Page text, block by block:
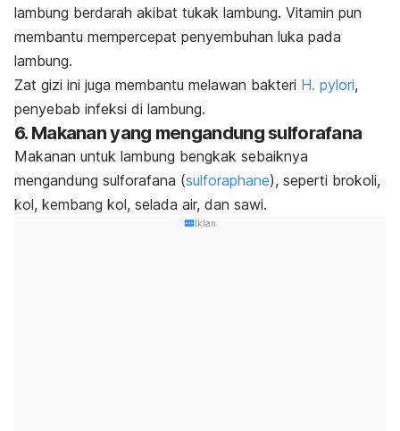
lambung berdarah akibat tukak lambung. Vitamin pun
membantu mempercepat penyembuhan luka pada
lambung.
Zat gizi ini juga membantu melawan bakteri H. pylori,
penyebab infeksi di lambung.
6. Makanan yang mengandung sulforafana
Makanan untuk lambung bengkak sebaiknya
mengandung sulforafana (sulforaphane), seperti brokoli,
kol, kembang kol, selada air, dan sawi.
Iklan